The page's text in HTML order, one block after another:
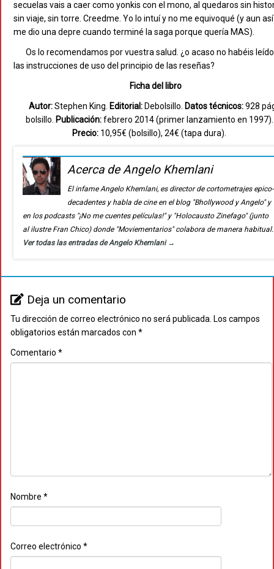
secuelas vais a caer como yonkis con el mono, al quedaros sin
sin viaje, sin torre. Creedme. Yo lo intuí y no me equivoqué (y aun así
me dio una depre cuando terminé la saga porque quería MAS).
Os lo recomendamos por vuestra salud. ¿o acaso no habéis leído
las instrucciones de uso del principio de las reseñas?
Ficha del libro
Autor:Stephen King. Editorial:Debolsillo. Datos técnicos:928
bolsillo. Publicación:febrero 2014 (primer lanzamiento en 1997).
Precio: 10,95€ (bolsillo), 24€ (tapa dura).
Acerca de Angelo Khemlani
El infame Angelo Khemlani, es director de cortometrajes epico-
decadentes y habla de cine en el blog "Bhollywood y Angelo" y
en los podcasts "¡No me cuentes películas!" y "Holocausto Zinefago" (junto
al ilustre Fran Chico) donde "Moviementarios" colabora de manera habitual.
Ver todas las entradas de Angelo Khemlani →
Deja un comentario
Tu dirección de correo electrónico no será publicada. Los campos
obligatorios están marcados con *
Comentario *
Nombre *
Correo electrónico *